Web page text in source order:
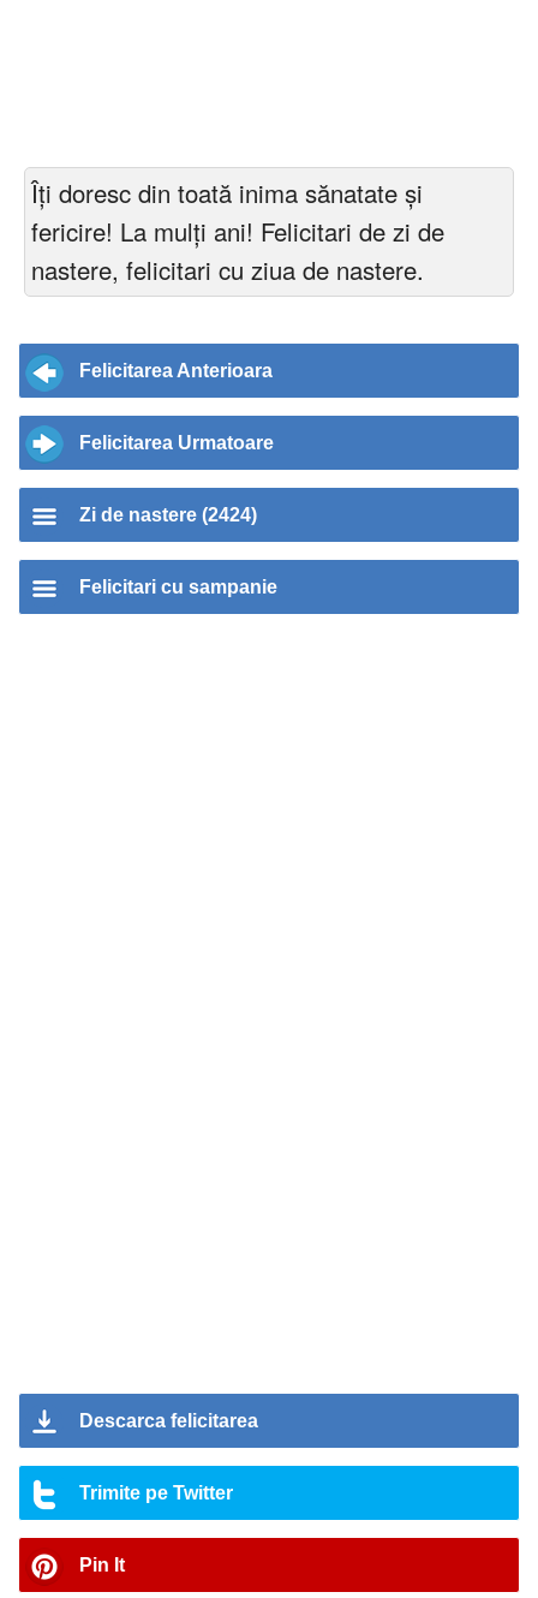
Îți doresc din toată inima sănatate și
fericire! La mulți ani! Felicitari de zi de
nastere, felicitari cu ziua de nastere.
Felicitarea Anterioara
Felicitarea Urmatoare
Zi de nastere (2424)
Felicitari cu sampanie
Descarca felicitarea
Trimite pe Twitter
Pin It